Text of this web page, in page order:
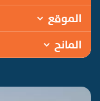
الموقع
المانح